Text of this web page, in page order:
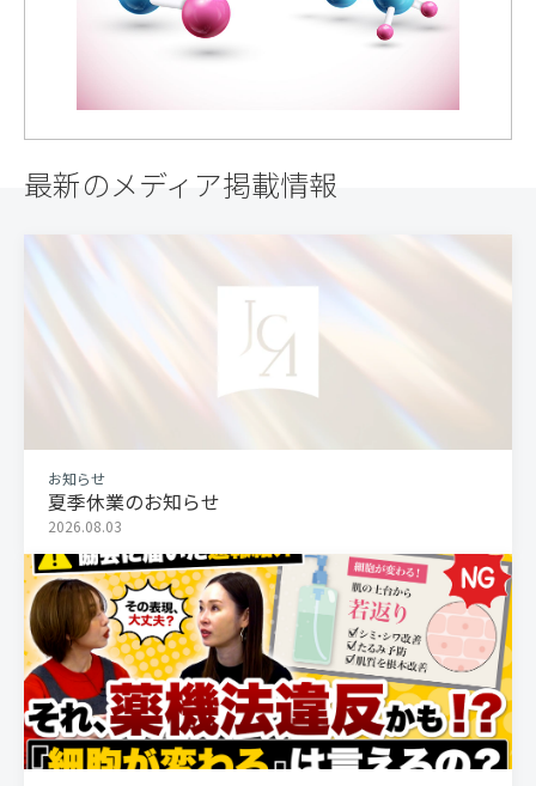
最新のメディア掲載情報
お知らせ
夏季休業のお知らせ
2026.08.03